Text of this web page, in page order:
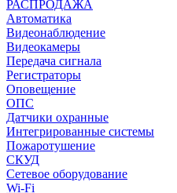
РАСПРОДАЖА
Автоматика
Видеонаблюдение
Видеокамеры
Передача сигнала
Регистраторы
Оповещение
ОПС
Датчики охранные
Интегрированные системы
Пожаротушение
СКУД
Сетевое оборудование
Wi-Fi